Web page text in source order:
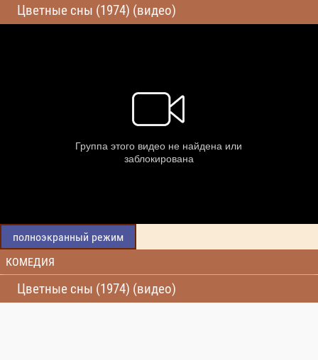
Цветные сны (1974) (видео)
полноэкранный режим
КОМЕДИЯ
Цветные сны (1974) (видео)